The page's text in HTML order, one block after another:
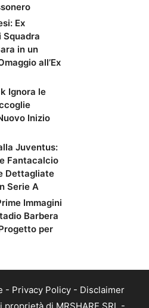
Ex
Squadra
in un
all’Ex
Ignora le
Inizio
Juventus:
Fantacalcio
Dettagliate
Serie A
Immagini
Barbera
per
- Privacy Policy - Disclaimer